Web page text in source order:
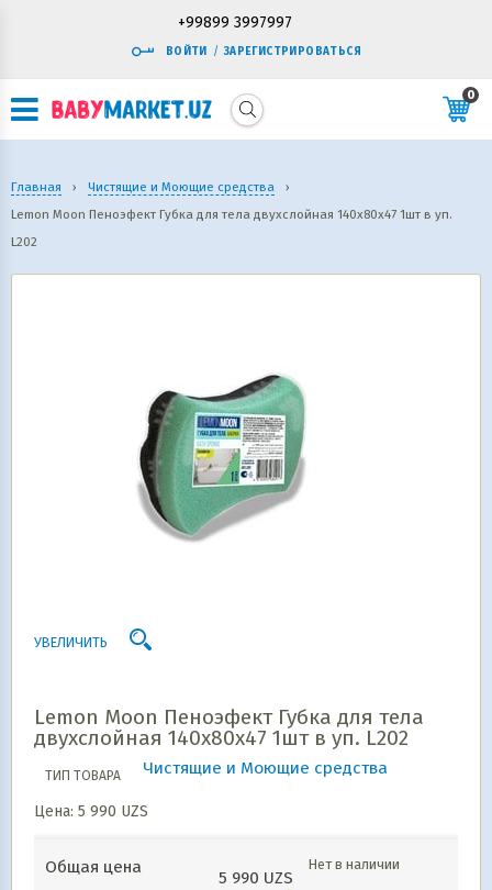
+99899 3997997
ВОЙТИ / ЗАРЕГИСТРИРОВАТЬСЯ
0
Главная › Чистящие и Моющие средства
›
Lemon Moon Пеноэфект Губка для тела двухслойная 140х80х47 1шт в уп.
L202
УВЕЛИЧИТЬ
Lemon Moon Пеноэфект Губка для тела
двухслойная 140х80х47 1шт в уп. L202
ТИП ТОВАРА Чистящие и Моющие средства
Цена: 5 990 UZS
Общая цена
5 990 UZS
Нет в наличии